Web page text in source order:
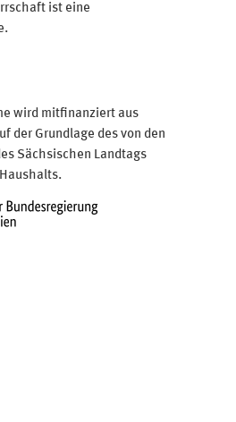
ist eine
wird mitfinanziert aus
der Grundlage des von den
Sächsischen Landtags